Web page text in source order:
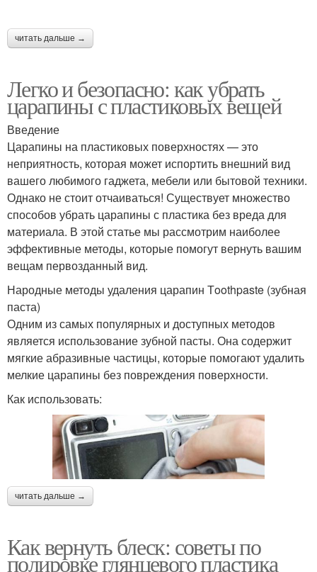
читать дальше →
Легко и безопасно: как убрать
царапины с пластиковых вещей
Введение
Царапины на пластиковых поверхностях — это
неприятность, которая может испортить внешний вид
вашего любимого гаджета, мебели или бытовой техники.
Однако не стоит отчаиваться! Существует множество
способов убрать царапины с пластика без вреда для
материала. В этой статье мы рассмотрим наиболее
эффективные методы, которые помогут вернуть вашим
вещам первозданный вид.
Народные методы удаления царапин Тoothpaste (зубная
паста)
Одним из самых популярных и доступных методов
является использование зубной пасты. Она содержит
мягкие абразивные частицы, которые помогают удалить
мелкие царапины без повреждения поверхности.
Как использовать:
читать дальше →
Как вернуть блеск: советы по
полировке глянцевого пластика